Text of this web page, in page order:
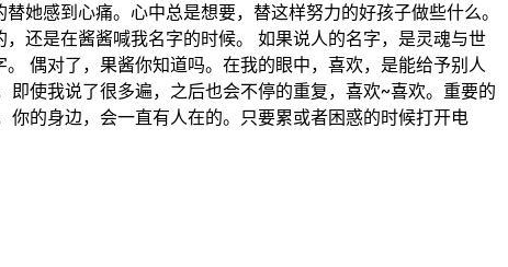
她感到心痛。心中总是想要，替这样努力的好孩子做些什么。
还是在酱酱喊我名字的时候。 如果说人的名字，是灵魂与世
偶对了，果酱你知道吗。在我的眼中，喜欢，是能给予别人
使我说了很多遍，之后也会不停的重复，喜欢~喜欢。重要的
的身边，会一直有人在的。只要累或者困惑的时候打开电